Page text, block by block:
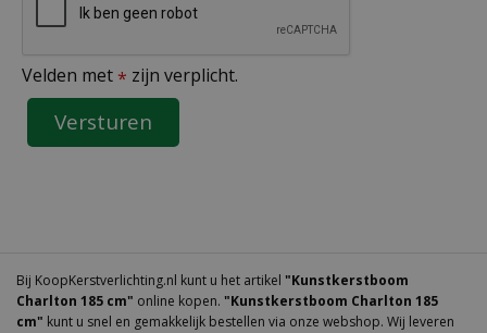
Velden met * zijn verplicht.
Bij KoopKerstverlichting.nl kunt u het artikel "Kunstkerstboom
Charlton 185 cm" online kopen. "Kunstkerstboom Charlton 185
cm" kunt u snel en gemakkelijk bestellen via onze webshop. Wij leveren